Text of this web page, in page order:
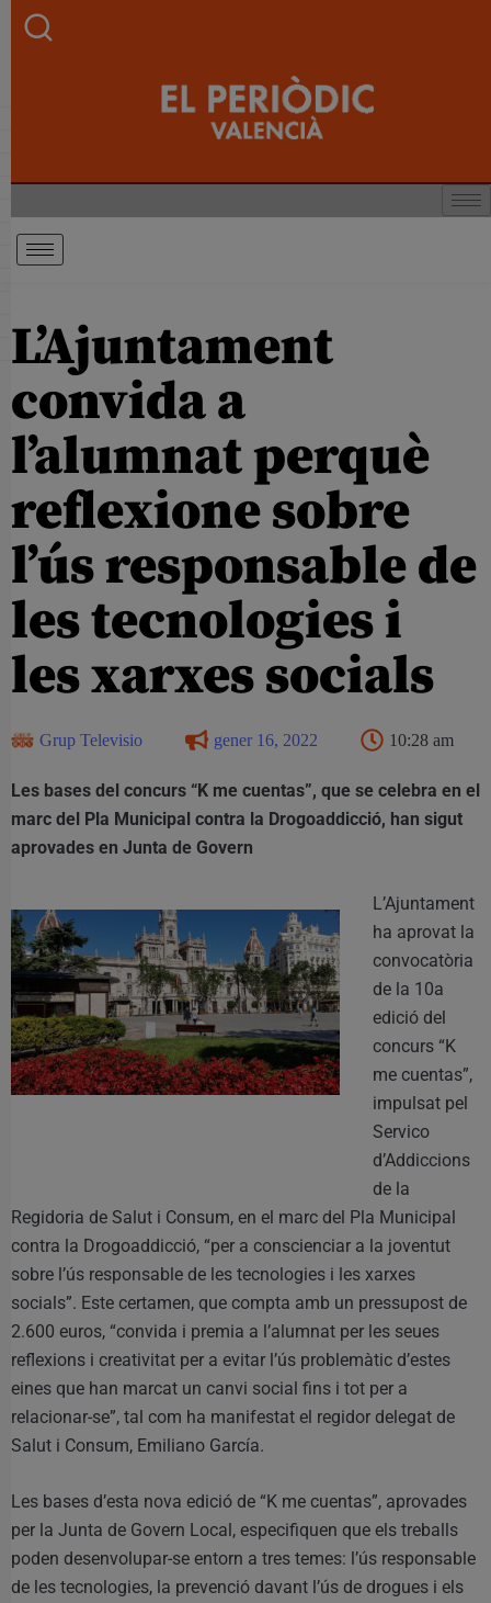
L’Ajuntament
convida a
l’alumnat perquè
reflexione sobre
l’ús responsable de
les tecnologies i
les xarxes socials
Grup Televisio gener 16, 2022 10:28 am
Les bases del concurs “K me cuentas”, que se celebra en el
marc del Pla Municipal contra la Drogoaddicció, han sigut
aprovades en Junta de Govern
L’Ajuntament
ha aprovat la
convocatòria
de la 10a
edició del
concurs “K
me cuentas”,
impulsat pel
Servico
d’Addiccions
de la
Regidoria de Salut i Consum, en el marc del Pla Municipal
contra la Drogoaddicció, “per a conscienciar a la joventut
sobre l’ús responsable de les tecnologies i les xarxes
socials”. Este certamen, que compta amb un pressupost de
2.600 euros, “convida i premia a l’alumnat per les seues
reflexions i creativitat per a evitar l’ús problemàtic d’estes
eines que han marcat un canvi social fins i tot per a
relacionar-se”, tal com ha manifestat el regidor delegat de
Salut i Consum, Emiliano García.
Les bases d’esta nova edició de “K me cuentas”, aprovades
per la Junta de Govern Local, especifiquen que els treballs
poden desenvolupar-se entorn a tres temes: l’ús responsable
de les tecnologies, la prevenció davant l’ús de drogues i els